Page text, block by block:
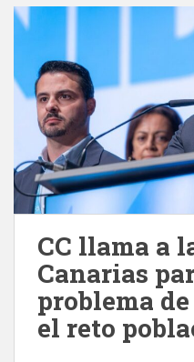
CC llama a
Canarias
problema
el reto